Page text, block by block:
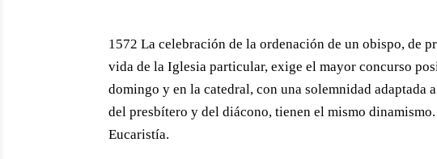
1572 La celebración de la ordenación de un obispo, de
vida de la Iglesia particular, exige el mayor concurso
domingo y en la catedral, con una solemnidad adaptada
del presbítero y del diácono, tienen el mismo
Eucaristía.